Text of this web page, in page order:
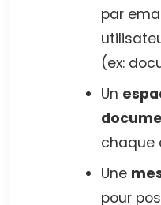
par
(ex:
Un
chaque
Une
pour